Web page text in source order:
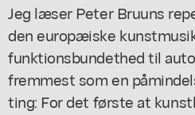
Jeg læser Peter Bruuns
den europæiske
funktionsbundethed til
fremmest som en
ting: For det første at